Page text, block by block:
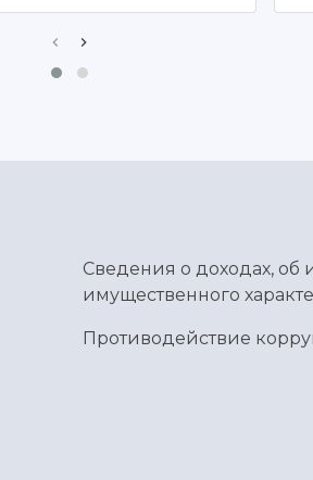
Сведения о доходах, об
имущественного
Противодействие